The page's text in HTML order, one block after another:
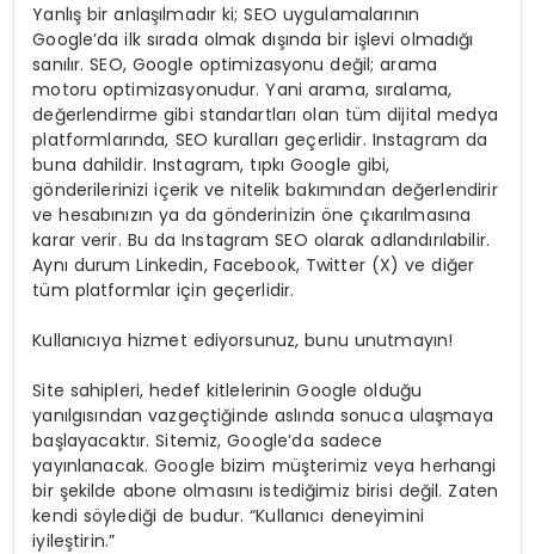
Yanlış bir anlaşılmadır ki; SEO uygulamalarının
Google’da ilk sırada olmak dışında bir işlevi olmadığı
sanılır. SEO, Google optimizasyonu değil; arama
motoru optimizasyonudur. Yani arama, sıralama,
değerlendirme gibi standartları olan tüm dijital medya
platformlarında, SEO kuralları geçerlidir. Instagram da
buna dahildir. Instagram, tıpkı Google gibi,
gönderilerinizi içerik ve nitelik bakımından değerlendirir
ve hesabınızın ya da gönderinizin öne çıkarılmasına
karar verir. Bu da Instagram SEO olarak adlandırılabilir.
Aynı durum Linkedin, Facebook, Twitter (X) ve diğer
tüm platformlar için geçerlidir.
Kullanıcıya hizmet ediyorsunuz, bunu unutmayın!
Site sahipleri, hedef kitlelerinin Google olduğu
yanılgısından vazgeçtiğinde aslında sonuca ulaşmaya
başlayacaktır. Sitemiz, Google’da sadece
yayınlanacak. Google bizim müşterimiz veya herhangi
bir şekilde abone olmasını istediğimiz birisi değil. Zaten
kendi söylediği de budur. “Kullanıcı deneyimini
iyileştirin.”